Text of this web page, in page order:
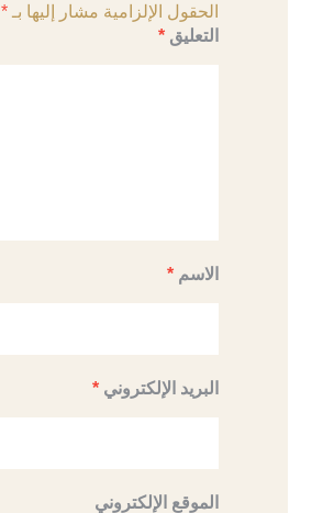
الحقول الإلزامية مشار إليها بـ*
التعليق*
الاسم*
البريد الإلكتروني*
الموقع الإلكتروني